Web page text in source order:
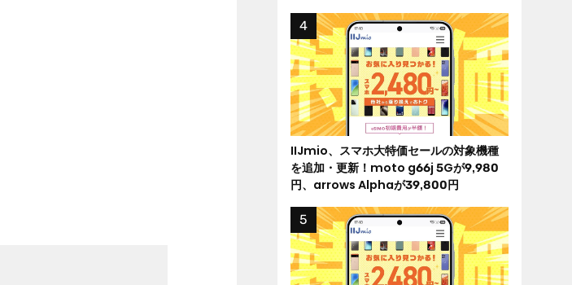
IIJmio、スマホ大特価セールの対象機種
を追加・更新！moto g66j 5Gが9,980
円、arrows Alphaが39,800円